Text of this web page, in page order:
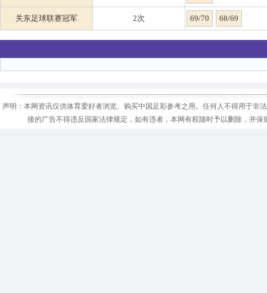
关东足球联赛冠军 2次 69/70 68/69
声明：本网资讯仅供体育爱好者浏览、购买中国足彩参考之用。任何人不得用于
接的广告不得违反国家法律规定，如有违者，本网有权随时予以删除，并